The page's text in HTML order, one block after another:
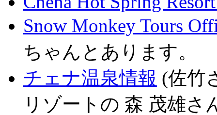
Snow Monkey Tours
ちゃんとあります。
チェナ温泉情報 (佐竹
リゾートの 森 茂雄さ